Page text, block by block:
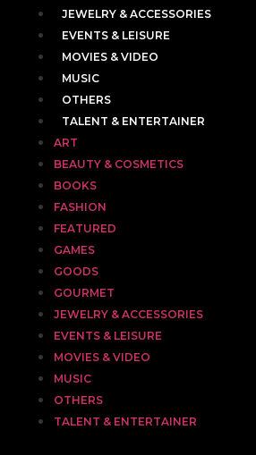
JEWELRY & ACCESSORIES
EVENTS & LEISURE
MOVIES & VIDEO
MUSIC
OTHERS
TALENT & ENTERTAINER
ART
BEAUTY & COSMETICS
BOOKS
FASHION
FEATURED
GAMES
GOODS
GOURMET
JEWELRY & ACCESSORIES
EVENTS & LEISURE
MOVIES & VIDEO
MUSIC
OTHERS
TALENT & ENTERTAINER